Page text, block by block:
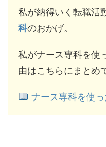
私が納得いく転職活
科のおかげ。
私がナース専科を使
由はこちらにまとめ
ナース専科を使